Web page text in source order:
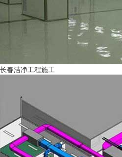
长春洁净工程施工